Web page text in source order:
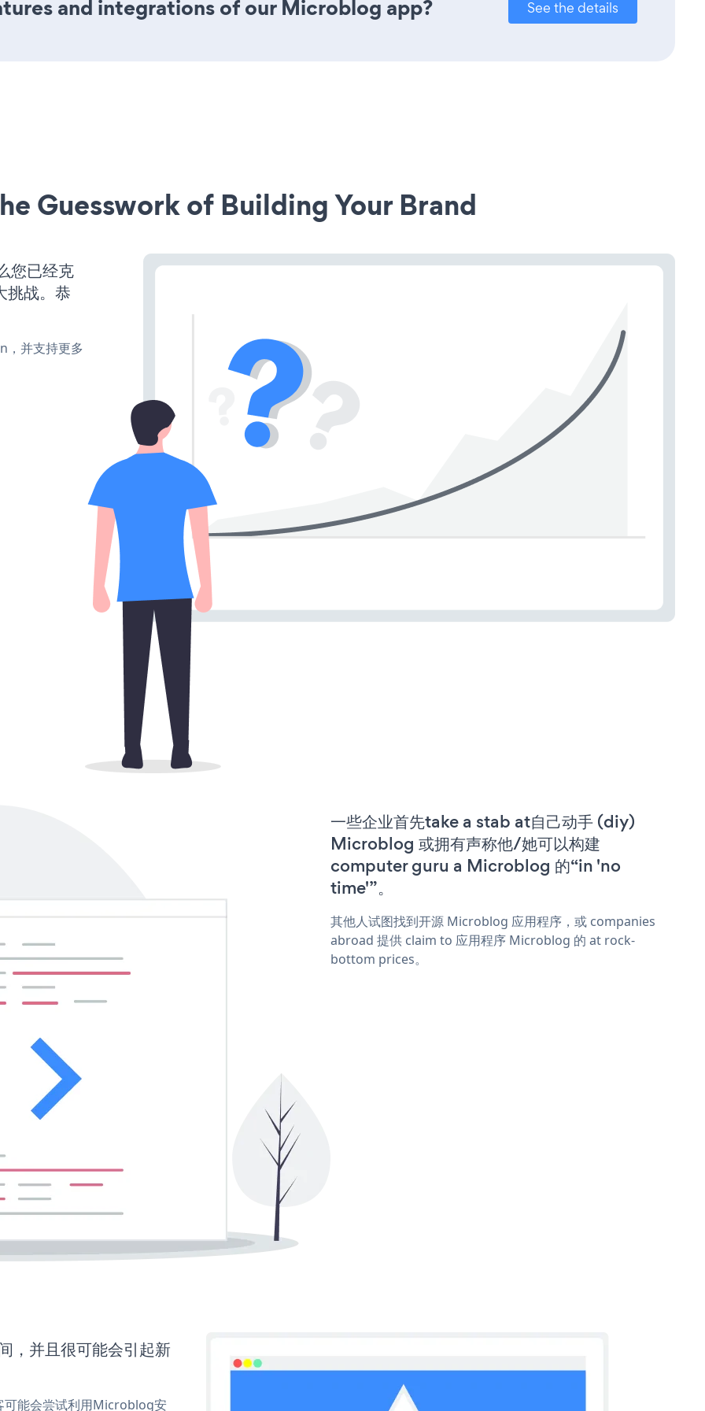
and integrations of our Microblog app? See the details
Guesswork of Building Your Brand
您已经克
挑战。恭
并支持更多
一些企业首先take a stab at自己动手 (diy)
Microblog 或拥有声称他/她可以构建
computer guru a Microblog 的“in 'no
time'”。
其他人试图找到开源 Microblog 应用程序，或 companies
abroad 提供 claim to 应用程序 Microblog 的 at rock-
bottom prices。
并且很可能会引起新
可能会尝试利用Microblog安